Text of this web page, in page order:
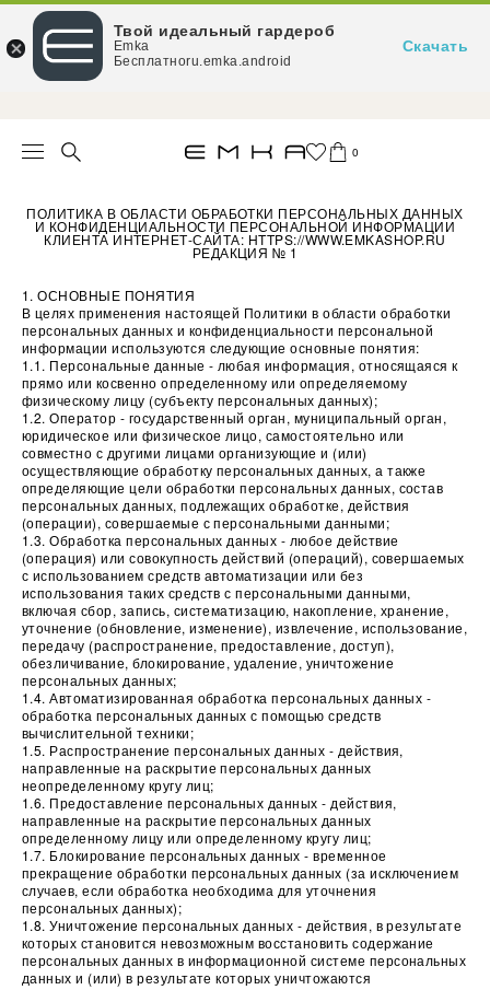
При заказе от 15 000 ₽ — доставка за наш счёт
0
ПОЛИТИКА В ОБЛАСТИ ОБРАБОТКИ ПЕРСОНАЛЬНЫХ ДАННЫХ
И КОНФИДЕНЦИАЛЬНОСТИ ПЕРСОНАЛЬНОЙ ИНФОРМАЦИИ
КЛИЕНТА ИНТЕРНЕТ-САЙТА: HTTPS://WWW.EMKASHOP.RU
РЕДАКЦИЯ № 1
1. ОСНОВНЫЕ ПОНЯТИЯ
В целях применения настоящей Политики в области обработки
персональных данных и конфиденциальности персональной
информации используются следующие основные понятия:
1.1. Персональные данные - любая информация, относящаяся к
прямо или косвенно определенному или определяемому
физическому лицу (субъекту персональных данных);
1.2. Оператор - государственный орган, муниципальный орган,
юридическое или физическое лицо, самостоятельно или
совместно с другими лицами организующие и (или)
осуществляющие обработку персональных данных, а также
определяющие цели обработки персональных данных, состав
персональных данных, подлежащих обработке, действия
(операции), совершаемые с персональными данными;
1.3. Обработка персональных данных - любое действие
(операция) или совокупность действий (операций), совершаемых
с использованием средств автоматизации или без
использования таких средств с персональными данными,
включая сбор, запись, систематизацию, накопление, хранение,
уточнение (обновление, изменение), извлечение, использование,
передачу (распространение, предоставление, доступ),
обезличивание, блокирование, удаление, уничтожение
персональных данных;
1.4. Автоматизированная обработка персональных данных -
обработка персональных данных с помощью средств
вычислительной техники;
1.5. Распространение персональных данных - действия,
направленные на раскрытие персональных данных
неопределенному кругу лиц;
1.6. Предоставление персональных данных - действия,
направленные на раскрытие персональных данных
определенному лицу или определенному кругу лиц;
1.7. Блокирование персональных данных - временное
прекращение обработки персональных данных (за исключением
случаев, если обработка необходима для уточнения
персональных данных);
1.8. Уничтожение персональных данных - действия, в результате
которых становится невозможным восстановить содержание
персональных данных в информационной системе персональных
данных и (или) в результате которых уничтожаются
Твой идеальный гардероб
Emka
Бесплатноru.emka.android
Скачать